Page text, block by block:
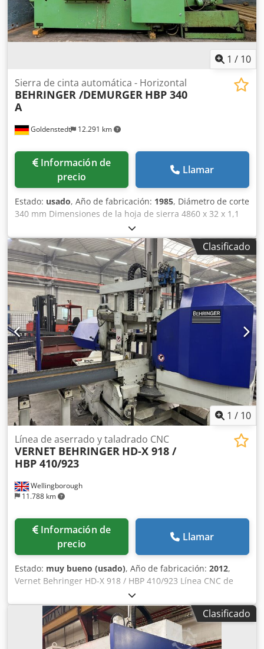
construcción de maquinaria y la industria metalúrgica.
Longitudes, ingletes a ambos lados, transporte, todo de
forma automática.
1 / 10
Goldenstedt 12.291 km
Sierra de cinta automática - Horizontal
BEHRINGER /DEMURGER HBP 340
A
Información de
precio
Llamar
Estado: usado, Año de fabricación: 1985, Diámetro de corte
340 mm Dimensiones de la hoja de sierra 4860 x 32 x 1,1
mm Área de corte cuadrada 340 x 340 mm Velocidad de
corte 17 - 120 m/min Motor de accionamiento 4 kW Peso de
la máquina aprox. 2,5 t Dimensiones aprox. 2600 x 2600 x
1650 mm Incluye transportador de virutas y bandeja para
virutas dispositivo hidráulico de sujeción de haces Incluye
planos eléctricos El propietario anterior solo aserró a una
velocidad Dkjdpfowyfa Aex Amfor Válvula de presión de
corte ajustable Cinta de sierra bimetálica HSS Tensión
hidráulica del material y de la cinta de sierra con control
eléctrico Ajuste automático de altura del bastidor de sierra
Ajuste automático del brazo guía de cinta móvil Contador
eléctrico de piezas Visualización digital de la preselección
de medidas Sujeción hidráulica constante de las guías de
cinta de metal duro
Clasificado
1 / 10
Wellingborough
11.788 km
Línea de aserrado y taladrado CNC
VERNET BEHRINGER HD-X 918 /
HBP 410/923
Información de
precio
Llamar
Estado: muy bueno (usado), Año de fabricación: 2012,
Vernet Behringer HD-X 918 / HBP 410/923 Línea CNC de
aserrado y taladrado – Año 2012. Sistema dividido. 3
husillos. Dkedpfsx Ruudex Amfer Cambio automático de
herramientas. Entrada de 24 metros. Salida de 18 metros.
Sistema de medición con alimentación por pinza.
Transferencias transversales de entrada y salida.
Clasificado